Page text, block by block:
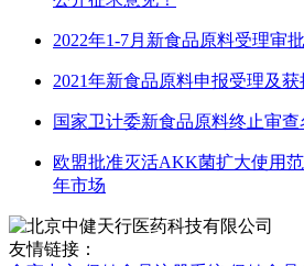
2022年1-7月新食品原料受理审
2021年新食品原料申报受理及
国家卫计委新食品原料终止审查
欧盟批准灭活AKK菌扩大使用
年市场
友情链接：